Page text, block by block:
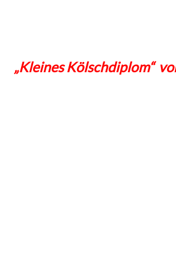
„Kleines Kölschdiplom“